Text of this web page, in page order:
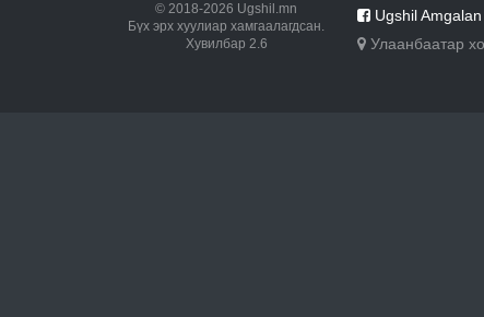
© 2018-2026 Ugshil.mn
Бүх эрх хуулиар хамгаалагдсан.
Хувилбар 2.6
Ugshil Amgalan
Улаанбаатар